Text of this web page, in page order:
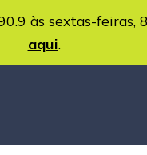
às sextas-feiras,
aqui.